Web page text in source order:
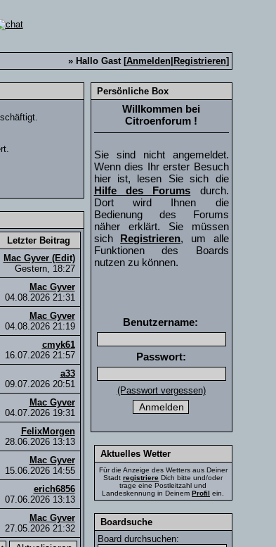
» Hallo Gast [Anmelden| Registrieren]
Letzter Beitrag
Mac Gyver (Edit)
Gestern, 18:27
Mac Gyver
04.08.2026 21:31
Mac Gyver
04.08.2026 21:19
cmyk61
16.07.2026 21:57
a33
09.07.2026 20:51
Mac Gyver
04.07.2026 19:31
FelixMorgen
28.06.2026 13:13
Mac Gyver
15.06.2026 14:55
erich6856
07.06.2026 13:13
Mac Gyver
27.05.2026 21:32
Persönliche Box
Willkommen bei
Citroenforum !
Sie sind nicht angemeldet.
Wenn dies Ihr erster Besuch
hier ist, lesen Sie sich die
Hilfe des Forums durch.
Dort wird Ihnen die
Bedienung des Forums
näher erklärt. Sie müssen
sich Registrieren, um alle
Funktionen des Boards
nutzen zu können.
Benutzername:
Passwort:
(Passwort vergessen)
Aktuelles Wetter
Für die Anzeige des Wetters aus Deiner
Stadt registriere Dich bitte und/oder
trage eine Postleitzahl und
Landeskennung in Deinem Profil ein.
Boardsuche
Board durchsuchen: